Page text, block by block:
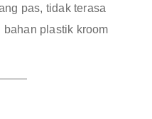
pas, tidak terasa
plastik kroom